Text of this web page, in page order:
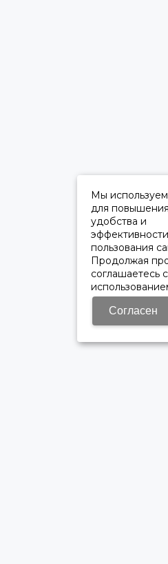
Мы используем
для повышения
удобства и
эффективности
пользования
Продолжая
соглашаетесь
Согласен